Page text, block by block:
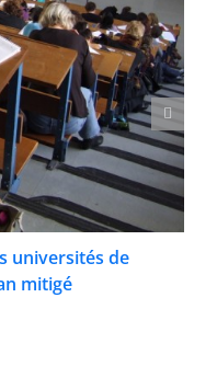
universités de
mitigé